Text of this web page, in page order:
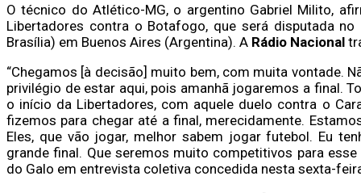
O técnico do Atlético-MG, o argentino Gabriel Milito,
Libertadores contra o Botafogo, que será disputada
Brasília) em Buenos Aires (Argentina). A Rádio Nacional
“Chegamos [à decisão] muito bem, com muita vontade.
privilégio de estar aqui, pois amanhã jogaremos a final.
o início da Libertadores, com aquele duelo contra o
fizemos para chegar até a final, merecidamente.
Eles, que vão jogar, melhor sabem jogar futebol. Eu
grande final. Que seremos muito competitivos para
do Galo em entrevista coletiva concedida nesta sexta-